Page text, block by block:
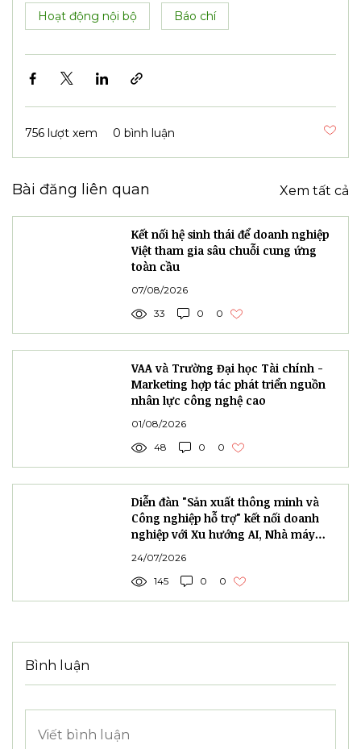
Hoạt động nội bộ Báo chí
756 lượt xem 0 bình luận
Bài đăng liên quan Xem tất cả
Kết nối hệ sinh thái để doanh nghiệp
Việt tham gia sâu chuỗi cung ứng
toàn cầu
07/08/2026
33
0 0
VAA và Trường Đại học Tài chính -
Marketing hợp tác phát triển nguồn
nhân lực công nghệ cao
01/08/2026
48
0 0
Diễn đàn "Sản xuất thông minh và
Công nghiệp hỗ trợ" kết nối doanh
nghiệp với Xu hướng AI, Nhà máy
xanh và Net Zero
24/07/2026
145
0 0
Bình luận